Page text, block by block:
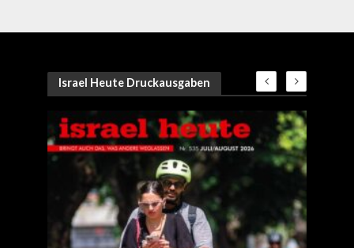
Israel Heute Druckausgaben